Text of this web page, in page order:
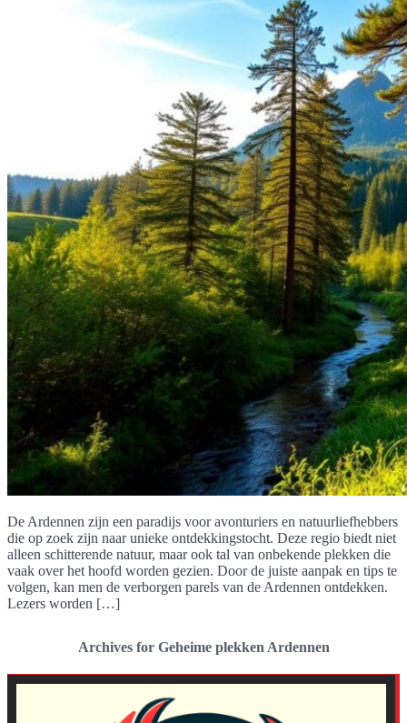
De Ardennen zijn een paradijs voor avonturiers en natuurliefhebbers
die op zoek zijn naar unieke ontdekkingstocht. Deze regio biedt niet
alleen schitterende natuur, maar ook tal van onbekende plekken die
vaak over het hoofd worden gezien. Door de juiste aanpak en tips te
volgen, kan men de verborgen parels van de Ardennen ontdekken.
Lezers worden […]
Archives for Geheime plekken Ardennen